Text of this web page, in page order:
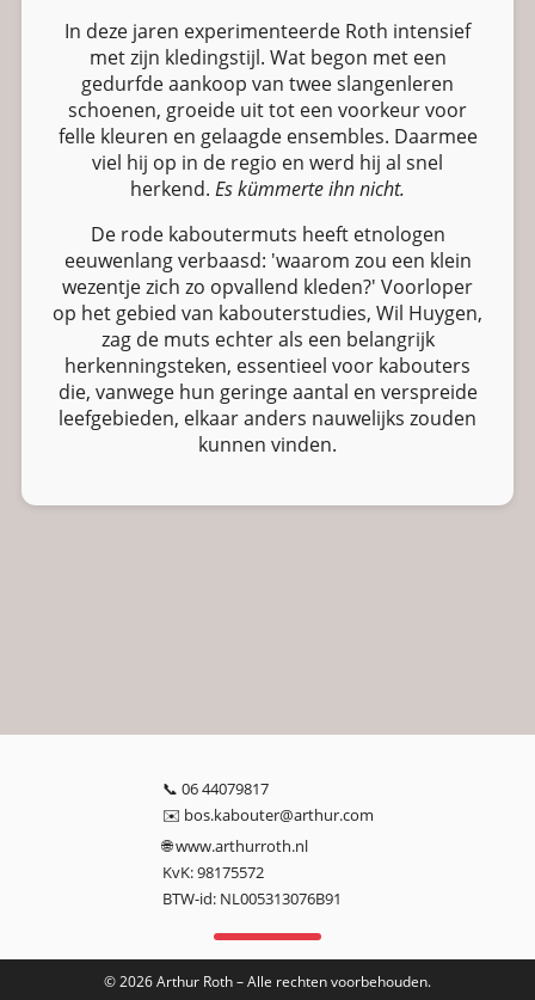
In deze jaren experimenteerde Roth intensief
met zijn kledingstijl. Wat begon met een
gedurfde aankoop van twee slangenleren
schoenen, groeide uit tot een voorkeur voor
felle kleuren en gelaagde ensembles. Daarmee
viel hij op in de regio en werd hij al snel
herkend. Es kümmerte ihn nicht.
De rode kaboutermuts heeft etnologen
eeuwenlang verbaasd: 'waarom zou een klein
wezentje zich zo opvallend kleden?' Voorloper
op het gebied van kabouterstudies, Wil Huygen,
zag de muts echter als een belangrijk
herkenningsteken, essentieel voor kabouters
die, vanwege hun geringe aantal en verspreide
leefgebieden, elkaar anders nauwelijks zouden
kunnen vinden.
📞 06 44079817
✉️ bos.kabouter@arthur.com
🌐www.arthurroth.nl
KvK: 98175572
BTW-id: NL005313076B91
©2026Arthur Roth – Alle rechten voorbehouden.